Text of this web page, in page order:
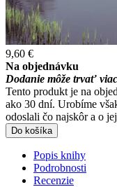
9,60 €
Na objednávku
Dodanie môže trvať
Tento produkt je na
ako 30 dní. Urobíme
odoslali čo najskôr a o
Do košíka
Popis knihy
Podrobnosti
Recenzie